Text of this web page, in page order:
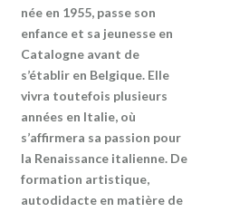
née en 1955, passe son
enfance et sa jeunesse en
Catalogne avant de
s’établir en Belgique. Elle
vivra toutefois plusieurs
années en Italie, où
s’affirmera sa passion pour
la Renaissance italienne. De
formation artistique,
autodidacte en matière de